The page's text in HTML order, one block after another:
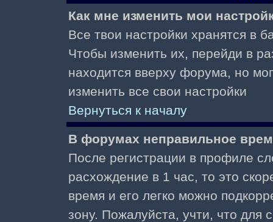
Как мне изменить мои
Все твои настройки хранятся в
Чтобы изменить их, перейди в
находится вверху форума, но
изменить все свои настройки
Вернуться к началу
В форумах неправильное
После регистрации в профиле
расхождение в 1 час, то это
время и его легко можно
зону. Пожалуйста, учти, что для